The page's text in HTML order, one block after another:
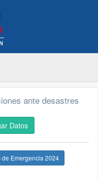
ante desastres
Datos
Emergencia 2024